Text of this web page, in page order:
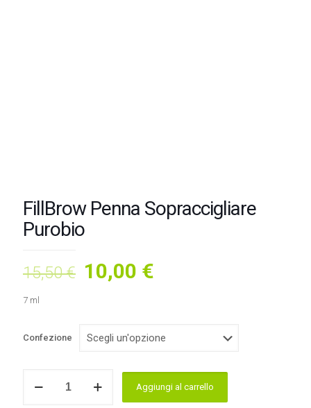
FillBrow Penna Sopraccigliare
Purobio
15,50€ Il
era:
10,00 €
è:
7 ml
Confezione
Penna
Aggiungi al carrello